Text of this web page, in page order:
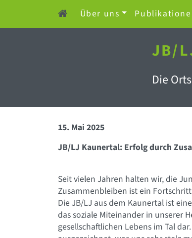
Über uns
JB/
Die
15. Mai 2025
JB/LJ Kaunertal: Erfolg durch
Seit vielen Jahren halten wir, die
Zusammenbleiben ist ein
Die JB/LJ aus dem Kaunertal ist
das soziale Miteinander in unserer
gesellschaftlichen Lebens im Tal